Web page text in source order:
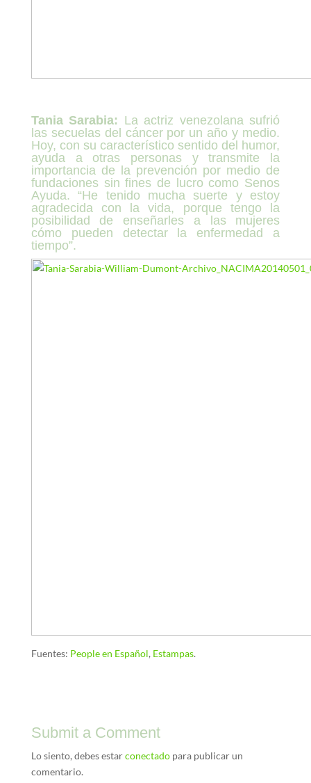
Tania Sarabia: La actriz venezolana sufrió
las secuelas del cáncer por un año y medio.
Hoy, con su característico sentido del humor,
ayuda a otras personas y transmite la
importancia de la prevención por medio de
fundaciones sin fines de lucro como Senos
Ayuda. “He tenido mucha suerte y estoy
agradecida con la vida, porque tengo la
posibilidad de enseñarles a las mujeres
cómo pueden detectar la enfermedad a
tiempo”.
Fuentes: People en Español, Estampas.
Submit a Comment
Lo siento, debes estarconectadopara publicar un
comentario.